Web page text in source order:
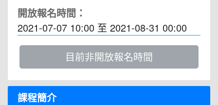
開放報名時間：
2021-07-07 10:00 至 2021-08-31 00:00
目前非開放報名時間
課程簡介